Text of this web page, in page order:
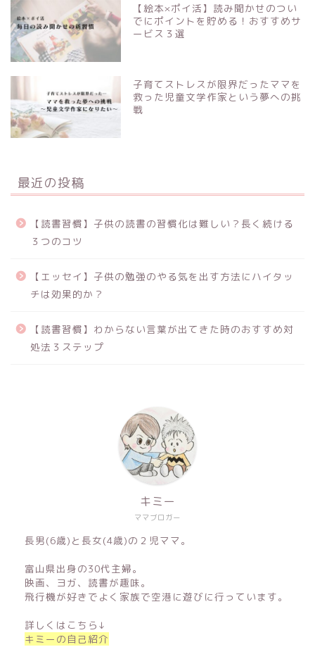
【絵本×ポイ活】読み聞かせのつい
でにポイントを貯める！おすすめサ
ービス３選
子育てストレスが限界だったママを
救った児童文学作家という夢への挑
戦
最近の投稿
【読書習慣】子供の読書の習慣化は難しい？長く続ける
３つのコツ
【エッセイ】子供の勉強のやる気を出す方法にハイタッ
チは効果的か？
【読書習慣】わからない言葉が出てきた時のおすすめ対
処法３ステップ
ママブロガー
キミー
長男(6歳)と長女(4歳)の２児ママ。
富山県出身の30代主婦。
映画、ヨガ、読書が趣味。
飛行機が好きでよく家族で空港に遊びに行っています。
詳しくはこちら↓
キミーの自己紹介